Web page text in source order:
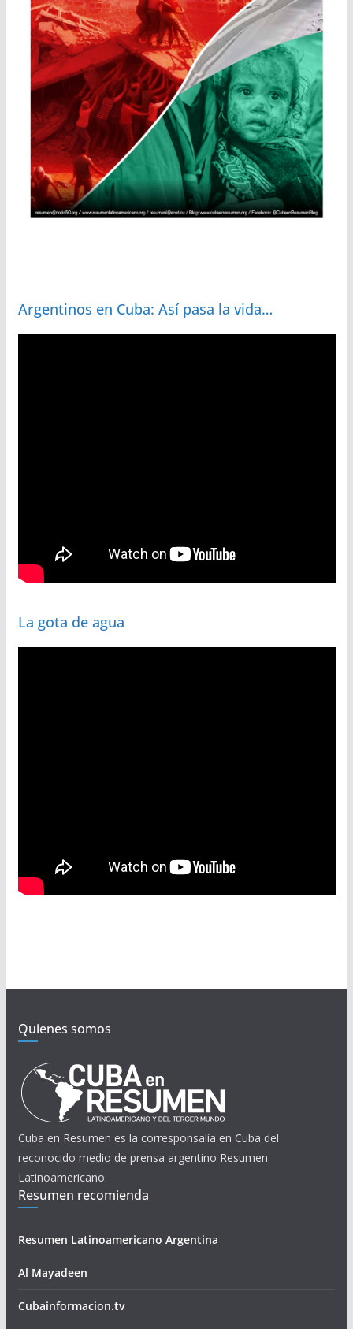
Argentinos en Cuba: Así pasa la vida…
La gota de agua
Quienes somos
Cuba en Resumen es la corresponsalía en Cuba del
reconocido medio de prensa argentino Resumen
Latinoamericano.
Resumen recomienda
Resumen Latinoamericano Argentina
Al Mayadeen
Cubainformacion.tv